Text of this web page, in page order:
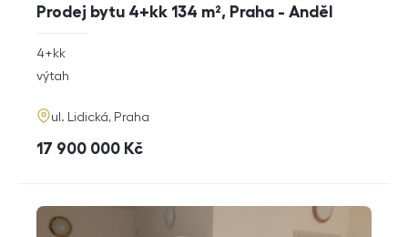
Prodej bytu 4+kk 134 m², Praha - Anděl
rozměry
dispozice
4+kk
funkce
výtah
adresa
ul. Lidická, Praha
cena
17 900 000 Kč